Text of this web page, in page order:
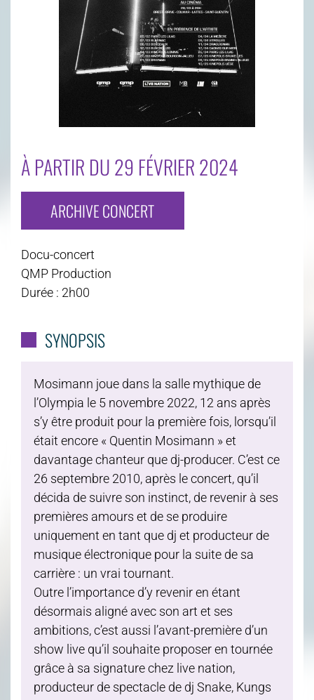
À PARTIR DU 29 FÉVRIER 2024
ARCHIVE CONCERT
Docu-concert
QMP Production
Durée : 2h00
SYNOPSIS
Mosimann joue dans la salle mythique de
l’Olympia le 5 novembre 2022, 12 ans après
s’y être produit pour la première fois, lorsqu’il
était encore « Quentin Mosimann » et
davantage chanteur que dj-producer. C’est ce
26 septembre 2010, après le concert, qu’il
décida de suivre son instinct, de revenir à ses
premières amours et de se produire
uniquement en tant que dj et producteur de
musique électronique pour la suite de sa
carrière : un vrai tournant.
Outre l’importance d’y revenir en étant
désormais aligné avec son art et ses
ambitions, c’est aussi l’avant-première d’un
show live qu’il souhaite proposer en tournée
grâce à sa signature chez live nation,
producteur de spectacle de dj Snake, Kungs